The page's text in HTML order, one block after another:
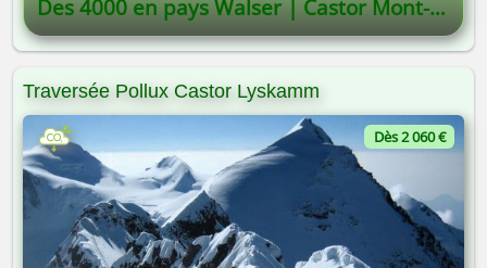
Des 4000 en pays Walser | Castor Mont-Rose
Traversée Pollux Castor Lyskamm
Dès 2 060 €